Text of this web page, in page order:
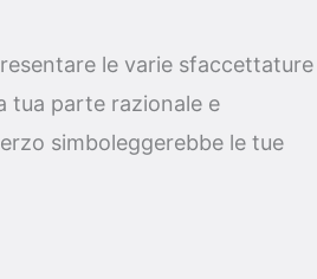
le varie sfaccettature
tua parte razionale e
simboleggerebbe le tue